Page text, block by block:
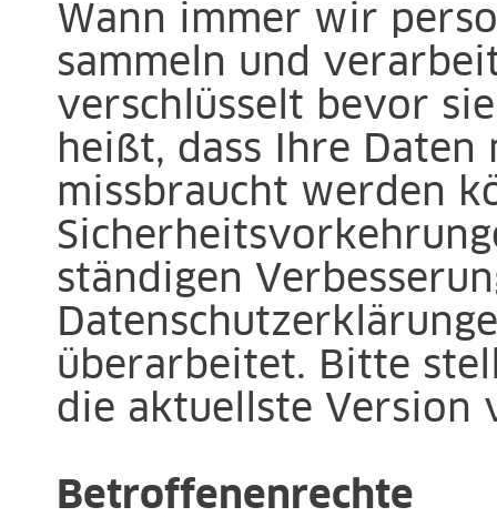
Wann immer wir
sammeln und
verschlüsselt bevor
heißt, dass Ihre
missbraucht werden
ständigen
überarbeitet. Bitte
die aktuellste Version
Betroffenenrechte